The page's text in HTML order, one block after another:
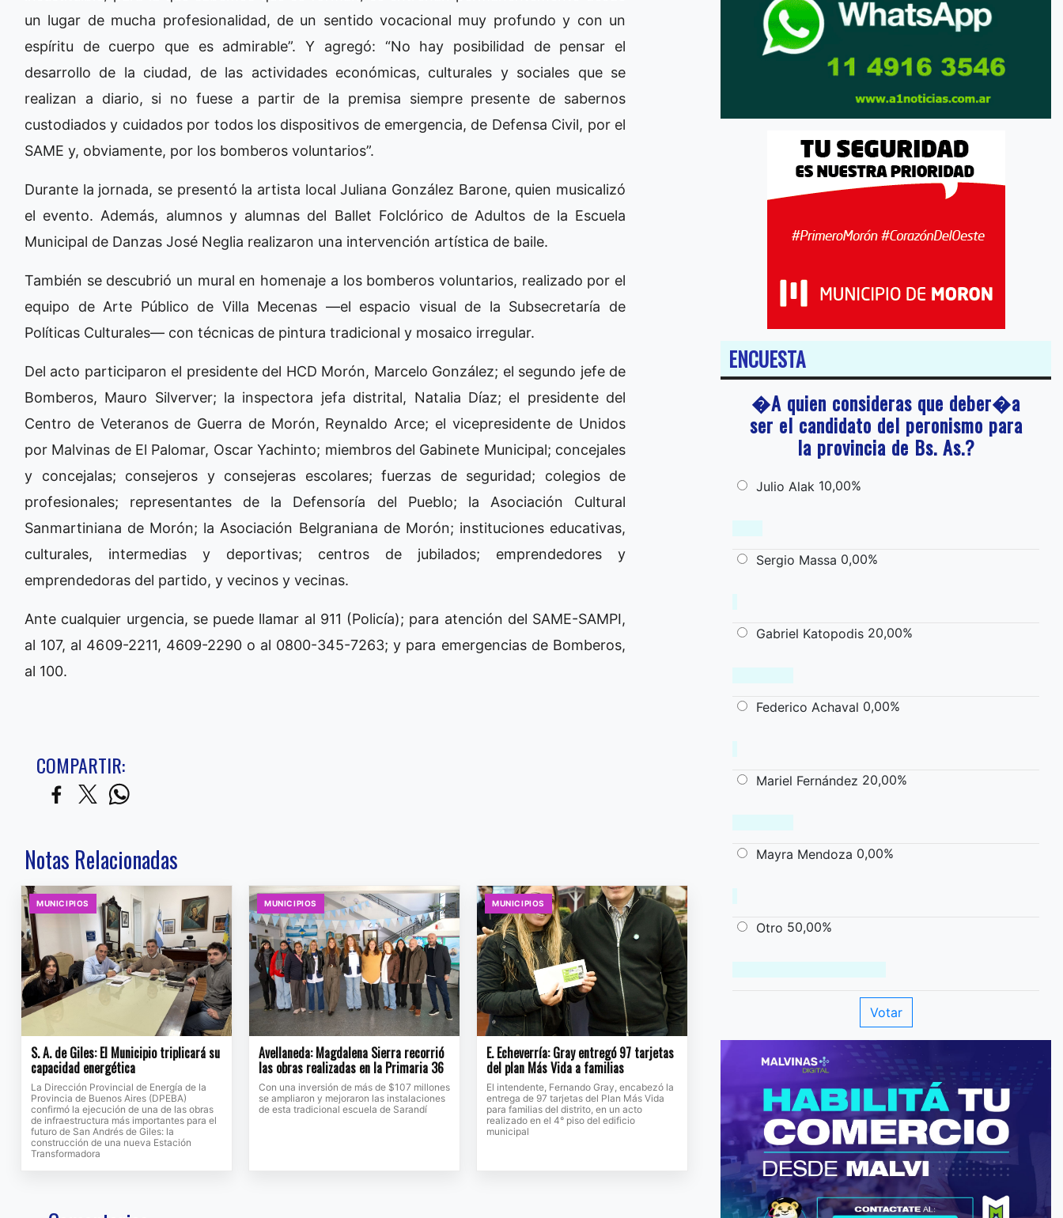
un lugar de mucha profesionalidad, de un sentido vocacional muy profundo y con un
espíritu de cuerpo que es admirable”. Y agregó: “No hay posibilidad de pensar el
desarrollo de la ciudad, de las actividades económicas, culturales y sociales que se
realizan a diario, si no fuese a partir de la premisa siempre presente de sabernos
custodiados y cuidados por todos los dispositivos de emergencia, de Defensa Civil, por el
SAME y, obviamente, por los bomberos voluntarios”.
Durante la jornada, se presentó la artista local Juliana González Barone, quien musicalizó
el evento. Además, alumnos y alumnas del Ballet Folclórico de Adultos de la Escuela
Municipal de Danzas José Neglia realizaron una intervención artística de baile.
También se descubrió un mural en homenaje a los bomberos voluntarios, realizado por el
equipo de Arte Público de Villa Mecenas —el espacio visual de la Subsecretaría de
Políticas Culturales— con técnicas de pintura tradicional y mosaico irregular.
Del acto participaron el presidente del HCD Morón, Marcelo González; el segundo jefe de
Bomberos, Mauro Silverver; la inspectora jefa distrital, Natalia Díaz; el presidente del
Centro de Veteranos de Guerra de Morón, Reynaldo Arce; el vicepresidente de Unidos
por Malvinas de El Palomar, Oscar Yachinto; miembros del Gabinete Municipal; concejales
y concejalas; consejeros y consejeras escolares; fuerzas de seguridad; colegios de
profesionales; representantes de la Defensoría del Pueblo; la Asociación Cultural
Sanmartiniana de Morón; la Asociación Belgraniana de Morón; instituciones educativas,
culturales, intermedias y deportivas; centros de jubilados; emprendedores y
emprendedoras del partido, y vecinos y vecinas.
Ante cualquier urgencia, se puede llamar al 911 (Policía); para atención del SAME-SAMPI,
al 107, al 4609-2211, 4609-2290 o al 0800-345-7263; y para emergencias de Bomberos,
al 100.
COMPARTIR:
Notas Relacionadas
MUNICIPIOS
S. A. de Giles: El Municipio triplicará su
capacidad energética
La Dirección Provincial de Energía de la
Provincia de Buenos Aires (DPEBA)
confirmó la ejecución de una de las obras
de infraestructura más importantes para el
futuro de San Andrés de Giles: la
construcción de una nueva Estación
Transformadora
MUNICIPIOS
Avellaneda: Magdalena Sierra recorrió
las obras realizadas en la Primaria 36
Con una inversión de más de $107 millones
se ampliaron y mejoraron las instalaciones
de esta tradicional escuela de Sarandí
MUNICIPIOS
E. Echeverría: Gray entregó 97 tarjetas
del plan Más Vida a familias
El intendente, Fernando Gray, encabezó la
entrega de 97 tarjetas del Plan Más Vida
para familias del distrito, en un acto
realizado en el 4° piso del edificio
municipal
ENCUESTA
�A quien consideras que deber�a
ser el candidato del peronismo para
la provincia de Bs. As.?
Julio Alak 10,00%
Sergio Massa 0,00%
Gabriel Katopodis 20,00%
Federico Achaval 0,00%
Mariel Fernández 20,00%
Mayra Mendoza 0,00%
Otro 50,00%